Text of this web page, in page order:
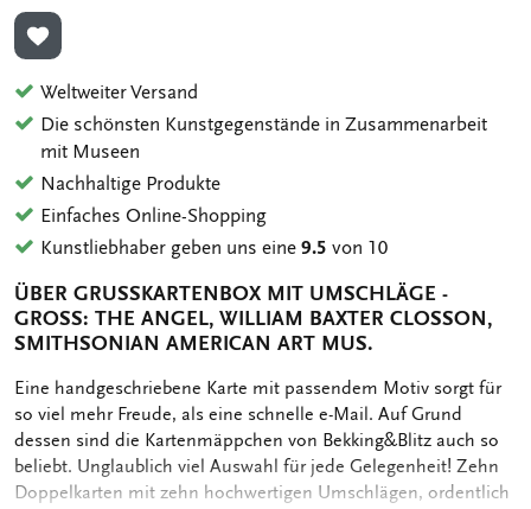
ZUR WUNSCHLISTE HINZUFÜGEN
Weltweiter Versand
Die schönsten Kunstgegenstände in Zusammenarbeit
mit Museen
Nachhaltige Produkte
Einfaches Online-Shopping
Kunstliebhaber geben uns eine9.5 von 10
ÜBER GRUSSKARTENBOX MIT UMSCHLÄGE - G
ROSS: THE ANGEL, WILLIAM BAXTER CLOSSON, SM
ITHSONIAN AMERICAN ART MUS.
OMSCHRIJVING
Eine handgeschriebene Karte mit passendem Motiv sorgt für
so viel mehr Freude, als eine schnelle e-Mail. Auf Grund
dessen sind die Kartenmäppchen von Bekking&Blitz auch so
beliebt. Unglaublich viel Auswahl für jede Gelegenheit! Zehn
Doppelkarten mit zehn hochwertigen Umschlägen, ordentlich